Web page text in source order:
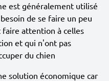
est généralement utilisé
de se faire un peu
attention à celles
et qui n'ont pas
du chien
solution économique car